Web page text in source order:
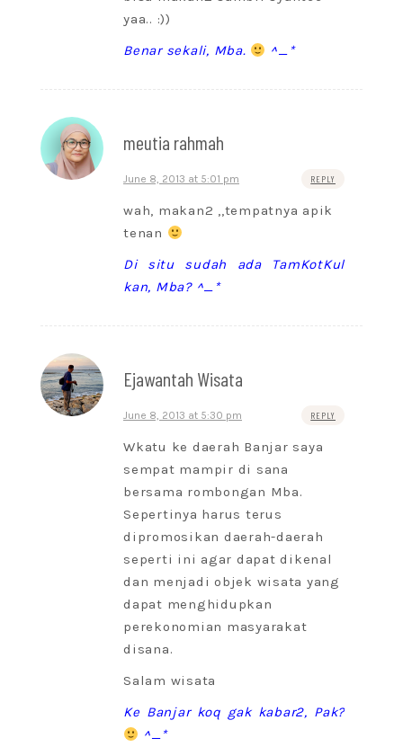
yaa.. :))
Benar sekali, Mba.
^_*
meutia rahmah
June 8, 2013 at 5:01 pm REPLY
wah, makan2 ,,tempatnya apik
tenan
Di situ sudah ada TamKotKul
kan, Mba? ^_*
Ejawantah Wisata
June 8, 2013 at 5:30 pm REPLY
Wkatu ke daerah Banjar saya
sempat mampir di sana
bersama rombongan Mba.
Sepertinya harus terus
dipromosikan daerah-daerah
seperti ini agar dapat dikenal
dan menjadi objek wisata yang
dapat menghidupkan
perekonomian masyarakat
disana.
Salam wisata
Ke Banjar koq gak kabar2, Pak?
^_*